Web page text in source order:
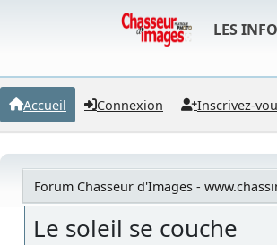
LES
Accueil Connexion Inscrivez-
Forum Chasseur d'Images -
Le soleil se couche